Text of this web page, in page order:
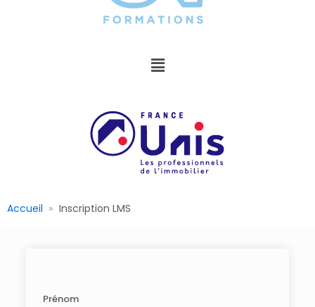
Accueil Inscription LMS
Prénom